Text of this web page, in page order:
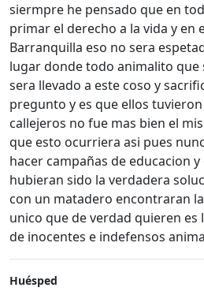
siermpre he pensado que en
primar el derecho a la vida y en
Barranquilla eso no sera
lugar donde todo animalito que
sera llevado a este coso y
pregunto y es que ellos
callejeros no fue mas bien el
que esto ocurriera asi pues
hacer campañas de educacion
hubieran sido la verdadera
con un matadero encontraran
unico que de verdad quieren es
de inocentes e indefensos
Huésped